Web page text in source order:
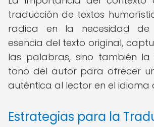
traducción de textos
radica en la necesidad de
esencia del texto original,
las palabras, sino también la
tono del autor para ofrecer
auténtica al lector en el idioma
Estrategias para la